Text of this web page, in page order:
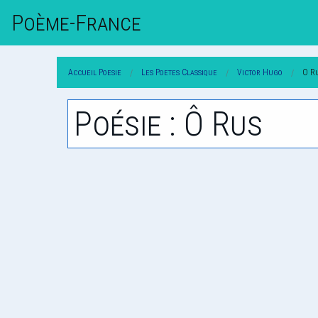
Poème-FrAnce
Accueil Poesie Les Poetes Classique Victor Hugo O
Poésie : Ô Rus